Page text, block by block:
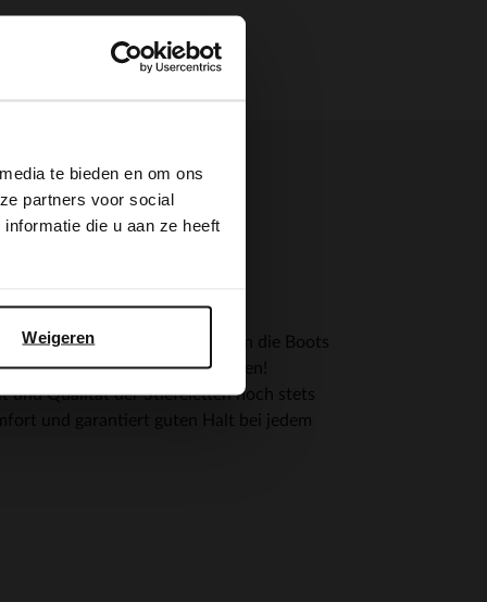
te bieden en om ons
partners voor social
die u aan ze heeft
Weigerenhat. Ursprünglich wurden die Boots
trotzen konnten!
und Qualität der Stiefeletten noch stets
und garantiert guten Halt bei jedem